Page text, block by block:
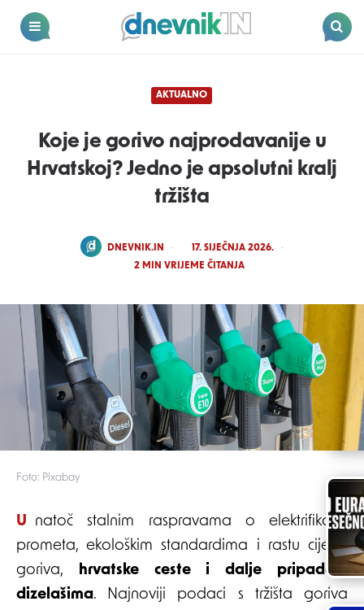
Dnevnik.in
Foto: Pixabay
AKTUALNO
Koje je gorivo najprodavanije u
Hrvatskoj? Jedno je apsolutni kralj
tržišta
POSTED
DNEVNIK.IN
17. SIJEČNJA 2026.
2 MIN VRIJEME ČITANJA
Unatoč stalnim raspravama o elektrifikaciji
prometa, ekološkim standardima i rastu cijena
goriva,
hrvatske ceste i dalje pripadaju
dizelašima. Najnoviji podaci s tržišta goriva